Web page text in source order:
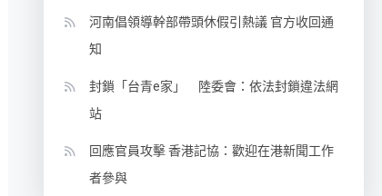
河南倡領導幹部帶頭休假引熱議 官方收回通
知
封鎖「台青e家」 陸委會：依法封鎖違法網
站
回應官員攻擊 香港記協：歡迎在港新聞工作
者參與